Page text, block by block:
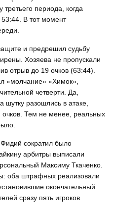
периода, когда
53:44. В тот момент
и предрешил судьбу
Хозяева не пропускали
отрыв до 19 очков (63:44).
«молчание» «Химок»,
четверти. Да,
шутку разошлись в атаке,
очков. Тем не менее, реальных
сократил было
арбитры выписали
Максиму Ткаченко.
оба штрафных реализовали
окончательный
сразу пять игроков